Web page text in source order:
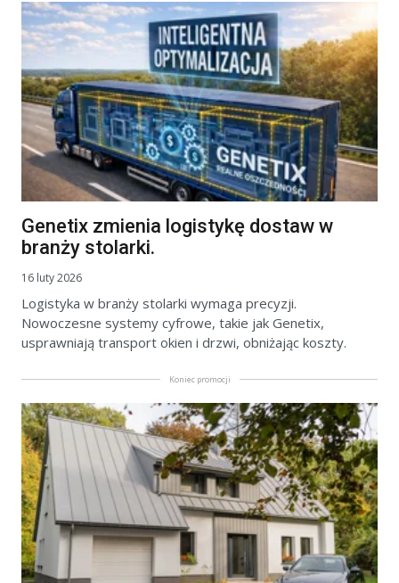
Genetix zmienia logistykę dostaw w
branży stolarki.
16 luty 2026
Logistyka w branży stolarki wymaga precyzji.
Nowoczesne systemy cyfrowe, takie jak Genetix,
usprawniają transport okien i drzwi, obniżając koszty.
Koniec promocji